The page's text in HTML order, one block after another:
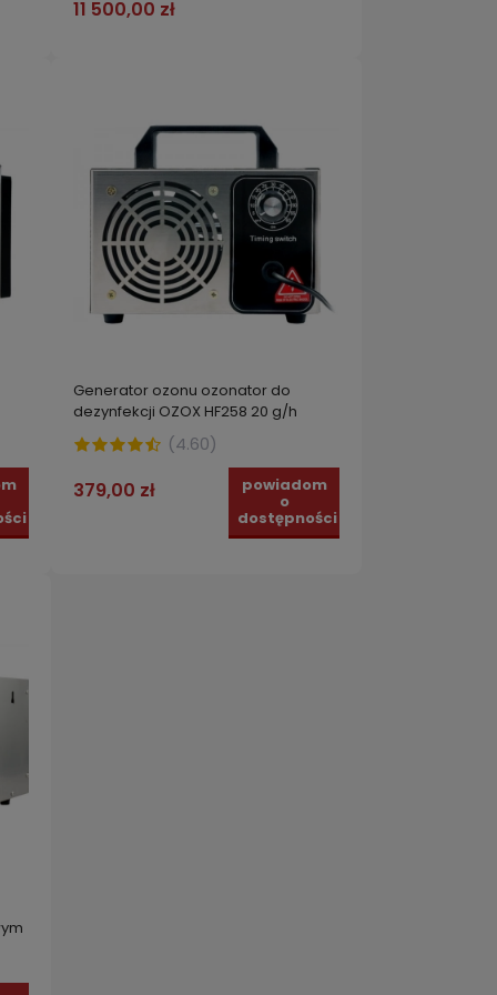
11 500,00 zł
Generator ozonu ozonator do
dezynfekcji OZOX HF258 20 g/h
(4.60)
379,00 zł powiadom
o
dostępności